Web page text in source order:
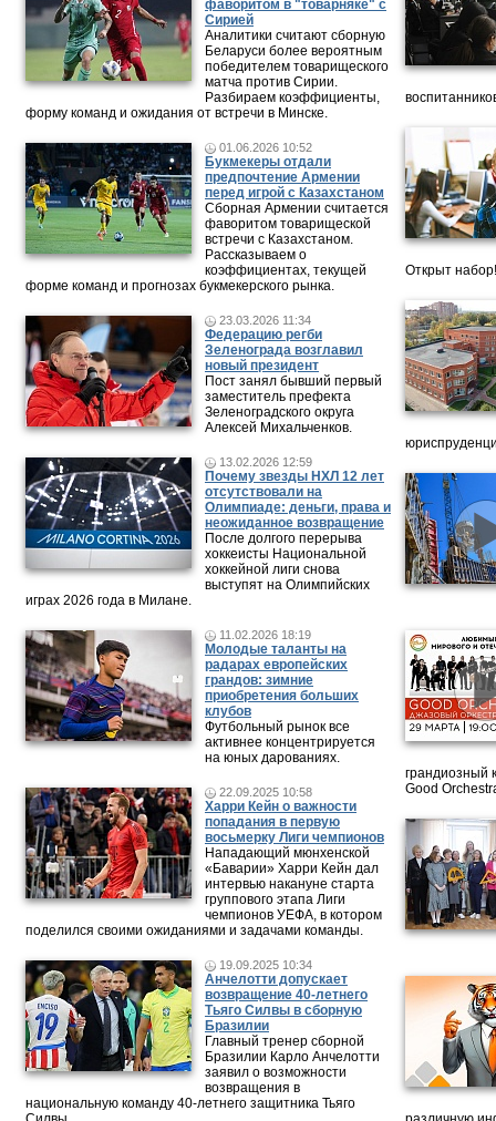
фаворитом в "товарняке" с
Сирией
Аналитики считают сборную
Беларуси более вероятным
победителем товарищеского
матча против Сирии.
Разбираем коэффициенты,
форму команд и ожидания от встречи в Минске.
01.06.2026 10:52
Букмекеры отдали
предпочтение Армении
перед игрой с Казахстаном
Сборная Армении считается
фаворитом товарищеской
встречи с Казахстаном.
Рассказываем о
коэффициентах, текущей
форме команд и прогнозах букмекерского рынка.
23.03.2026 11:34
Федерацию регби
Зеленограда возглавил
новый президент
Пост занял бывший первый
заместитель префекта
Зеленоградского округа
Алексей Михальченков.
13.02.2026 12:59
Почему звезды НХЛ 12 лет
отсутствовали на
Олимпиаде: деньги, права и
неожиданное возвращение
После долгого перерыва
хоккеисты Национальной
хоккейной лиги снова
выступят на Олимпийских
играх 2026 года в Милане.
11.02.2026 18:19
Молодые таланты на
радарах европейских
грандов: зимние
приобретения больших
клубов
Футбольный рынок все
активнее концентрируется
на юных дарованиях.
22.09.2025 10:58
Харри Кейн о важности
попадания в первую
восьмерку Лиги чемпионов
Нападающий мюнхенской
«Баварии» Харри Кейн дал
интервью накануне старта
группового этапа Лиги
чемпионов УЕФА, в котором
поделился своими ожиданиями и задачами команды.
19.09.2025 10:34
Анчелотти допускает
возвращение 40-летнего
Тьяго Силвы в сборную
Бразилии
Главный тренер сборной
Бразилии Карло Анчелотти
заявил о возможности
возвращения в
национальную команду 40-летнего защитника Тьяго
Открыт набор!
грандиозный
Good